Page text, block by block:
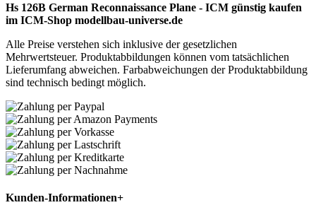
Hs 126B German Reconnaissance Plane - ICM günstig kaufen
im ICM-Shop modellbau-universe.de
Alle Preise verstehen sich inklusive der gesetzlichen
Mehrwertsteuer. Produktabbildungen können vom tatsächlichen
Lieferumfang abweichen. Farbabweichungen der Produktabbildung
sind technisch bedingt möglich.
Kunden-Informationen+